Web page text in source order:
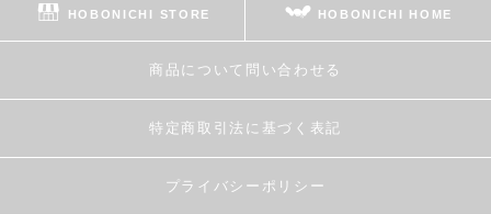
HOBONICHI STORE HOBONICHI HOME
商品について問い合わせる
特定商取引法に基づく表記
プライバシーポリシー